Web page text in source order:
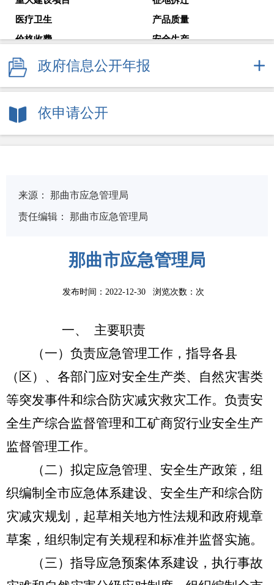
医疗卫生
产品质量
价格收费
安全生产
减税降费
审计公告
政府常务会议
政府信息公开年报
依申请公开
来源： 那曲市应急管理局
责任编辑： 那曲市应急管理局
那曲市应急管理局
发布时间：2022-12-30 浏览次数： 次
一、 主要职责
（一）负责应急管理工作，指导各县
（区）、各部门应对安全生产类、自然灾害类
等突发事件和综合防灾减灾救灾工作。负责安
全生产综合监督管理和工矿商贸行业安全生产
监督管理工作。
（二）拟定应急管理、安全生产政策，组
织编制全市应急体系建设、安全生产和综合防
灾减灾规划，起草相关地方性法规和政府规章
草案，组织制定有关规程和标准并监督实施。
（三）指导应急预案体系建设，执行事故